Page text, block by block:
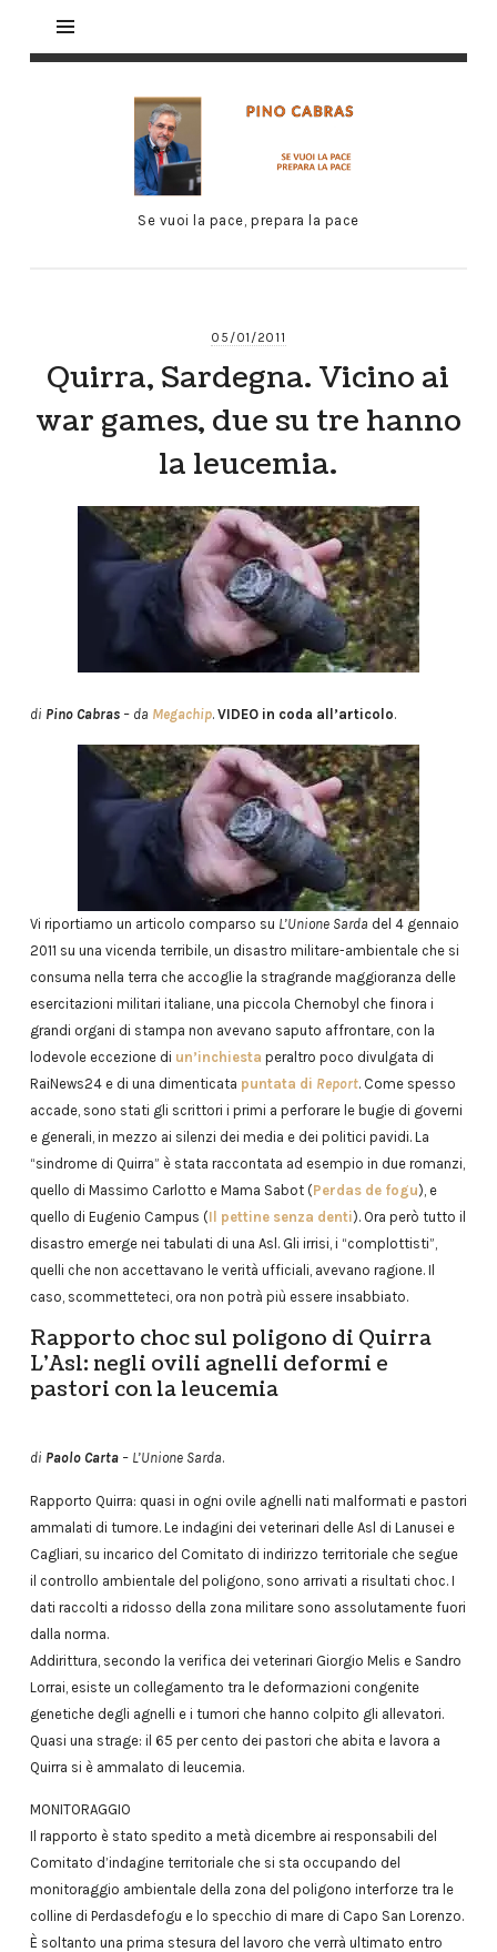
Se vuoi la pace, prepara la pace
05/01/2011
Quirra, Sardegna. Vicino ai
war games, due su tre hanno
la leucemia.
di Pino Cabras– da Megachip. VIDEO in coda all’articolo.
Vi riportiamo un articolo comparso su L’Unione Sarda del 4 gennaio
2011 su una vicenda terribile, un disastro militare-ambientale che si
consuma nella terra che accoglie la stragrande maggioranza delle
esercitazioni militari italiane, una piccola Chernobyl che finora i
grandi organi di stampa non avevano saputo affrontare, con la
lodevole eccezione di un’inchiesta peraltro poco divulgata di
RaiNews24 e di una dimenticata puntata di Report. Come spesso
accade, sono stati gli scrittori i primi a perforare le bugie di governi
e generali, in mezzo ai silenzi dei media e dei politici pavidi. La
“sindrome di Quirra” è stata raccontata ad esempio in due romanzi,
quello di Massimo Carlotto e Mama Sabot (Perdas de fogu), e
quello di Eugenio Campus (Il pettine senza denti). Ora però tutto il
disastro emerge nei tabulati di una Asl. Gli irrisi, i “complottisti”,
quelli che non accettavano le verità ufficiali, avevano ragione. Il
caso, scommetteteci, ora non potrà più essere insabbiato.
Rapporto choc sul poligono di Quirra
L’Asl: negli ovili agnelli deformi e
pastori con la leucemia
di Paolo Carta– L’Unione Sarda.
Rapporto Quirra: quasi in ogni ovile agnelli nati malformati e pastori
ammalati di tumore. Le indagini dei veterinari delle Asl di Lanusei e
Cagliari, su incarico del Comitato di indirizzo territoriale che segue
il controllo ambientale del poligono, sono arrivati a risultati choc. I
dati raccolti a ridosso della zona militare sono assolutamente fuori
dalla norma.
Addirittura, secondo la verifica dei veterinari Giorgio Melis e Sandro
Lorrai, esiste un collegamento tra le deformazioni congenite
genetiche degli agnelli e i tumori che hanno colpito gli allevatori.
Quasi una strage: il 65 per cento dei pastori che abita e lavora a
Quirra si è ammalato di leucemia.
MONITORAGGIO
Il rapporto è stato spedito a metà dicembre ai responsabili del
Comitato d’indagine territoriale che si sta occupando del
monitoraggio ambientale della zona del poligono interforze tra le
colline di Perdasdefogu e lo specchio di mare di Capo San Lorenzo.
È soltanto una prima stesura del lavoro che verrà ultimato entro